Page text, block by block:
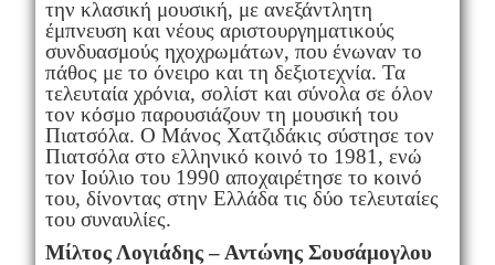
την κλασική μουσική, με ανεξάντλητη
έμπνευση και νέους αριστουργηματικούς
συνδυασμούς ηχοχρωμάτων, που ένωναν το
πάθος με το όνειρο και τη δεξιοτεχνία. Τα
τελευταία χρόνια, σολίστ και σύνολα σε όλον
τον κόσμο παρουσιάζουν τη μουσική του
Πιατσόλα. Ο Μάνος Χατζιδάκις σύστησε τον
Πιατσόλα στο ελληνικό κοινό το 1981, ενώ
τον Ιούλιο του 1990 αποχαιρέτησε το κοινό
του, δίνοντας στην Ελλάδα τις δύο τελευταίες
του συναυλίες.
Μίλτος Λογιάδης – Αντώνης Σουσάμογλου